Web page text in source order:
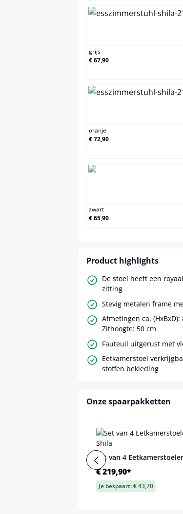
grijs
€ 67,90
oranje
€ 72,90
zwart
€ 65,90
Product highlights
De stoel heeft een
zitting
Stevig metalen frame
Afmetingen ca. (HxBxD):
Zithoogte: 50 cm
Fauteuil uitgerust met
Eetkamerstoel
stoffen bekleding
Onze spaarpakketten
Set van 4
€ 219,90*
Je bespaart: € 43,70